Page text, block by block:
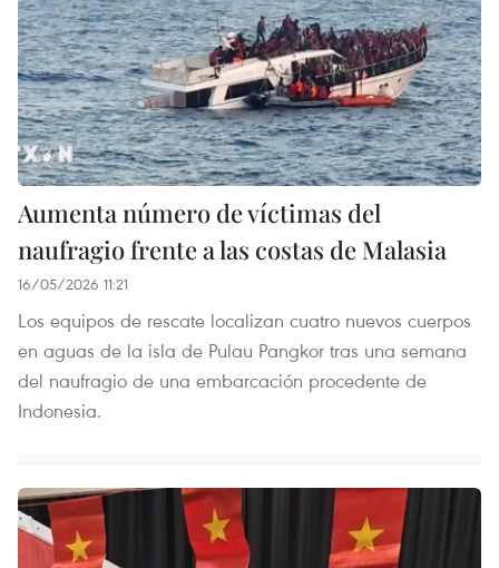
Aumenta número de víctimas del
naufragio frente a las costas de Malasia
16/05/2026 11:21
Los equipos de rescate localizan cuatro nuevos cuerpos
en aguas de la isla de Pulau Pangkor tras una semana
del naufragio de una embarcación procedente de
Indonesia.